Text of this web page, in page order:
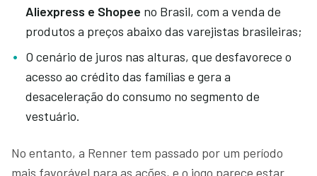
Aliexpress e Shopee no Brasil, com a venda de
produtos a preços abaixo das varejistas brasileiras;
O cenário de juros nas alturas, que desfavorece o
acesso ao crédito das famílias e gera a
desaceleração do consumo no segmento de
vestuário.
No entanto, a Renner tem passado por um período
mais favorável para as ações, e o jogo parece estar